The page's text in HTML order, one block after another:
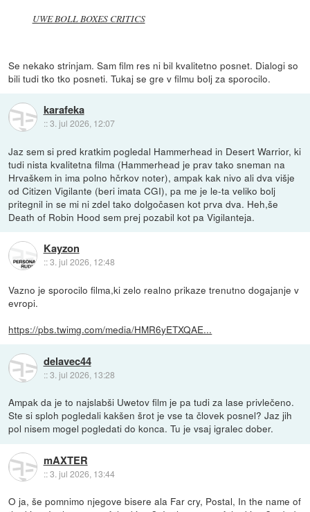
UWE BOLL BOXES CRITICS
Se nekako strinjam. Sam film res ni bil kvalitetno posnet. Dialogi so
bili tudi tko tko posneti. Tukaj se gre v filmu bolj za sporocilo.
karafeka
::3. jul 2026, 12:07
Jaz sem si pred kratkim pogledal Hammerhead in Desert Warrior, ki
tudi nista kvalitetna filma (Hammerhead je prav tako sneman na
Hrvaškem in ima polno hčrkov noter), ampak kak nivo ali dva višje
od Citizen Vigilante (beri imata CGI), pa me je le-ta veliko bolj
pritegnil in se mi ni zdel tako dolgočasen kot prva dva. Heh,še
Death of Robin Hood sem prej pozabil kot pa Vigilanteja.
Kayzon
::3. jul 2026, 12:48
Vazno je sporocilo filma,ki zelo realno prikaze trenutno dogajanje v
evropi.
https://pbs.twimg.com/media/HMR6yETXQAE...
delavec44
::3. jul 2026, 13:28
Ampak da je to najslabši Uwetov film je pa tudi za lase privlečeno.
Ste si sploh pogledali kakšen šrot je vse ta človek posnel? Jaz jih
pol nisem mogel pogledati do konca. Tu je vsaj igralec dober.
mAXTER
::3. jul 2026, 13:44
O ja, še pomnimo njegove bisere ala Far cry, Postal, In the name of